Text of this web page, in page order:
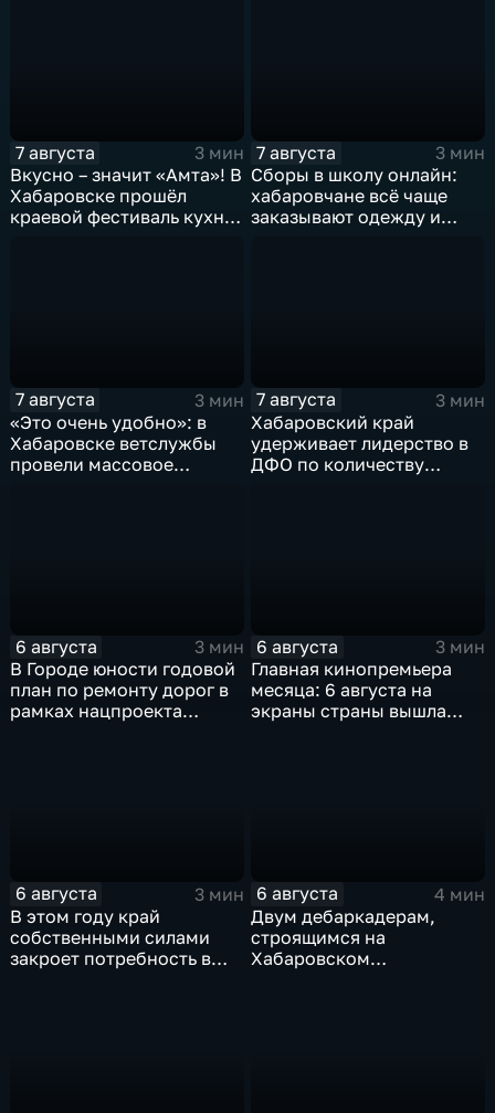
7 августа
3 мин
Вкусно – значит «Амта»! В
Хабаровске прошёл
краевой фестиваль кухни
7 августа
3 мин
Сборы в школу онлайн:
хабаровчане всё чаще
заказывают одежду и
7 августа
3 мин
«Это очень удобно»: в
Хабаровске ветслужбы
провели массовое
7 августа
3 мин
Хабаровский край
удерживает лидерство в
ДФО по количеству
6 августа
3 мин
В Городе юности годовой
план по ремонту дорог в
рамках нацпроекта
6 августа
3 мин
Главная кинопремьера
месяца: 6 августа на
экраны страны вышла
6 августа
3 мин
В этом году край
собственными силами
закроет потребность в
6 августа
4 мин
Двум дебаркадерам,
строящимся на
Хабаровском